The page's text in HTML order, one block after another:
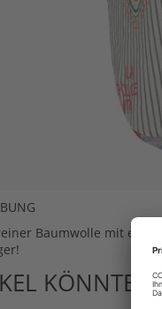
Baumwolle mit